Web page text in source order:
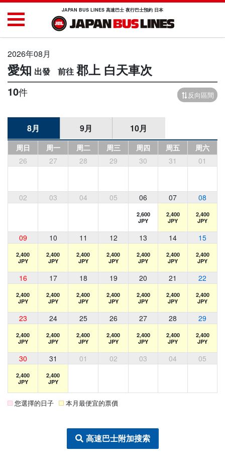
JAPAN BUS LINES 高速巴士 夜行巴士預約 日本
2026年08月
愛知 郡上 白天車次
10件 反向區間
8月 9月 10月
周日 周一 周二 周三 周四 周五
周六
26
27 28 29 30 31 01
02 03 04 05 06 07 08
2,600
JPY
2,400
JPY
2,400
JPY
09 10 11 12 13 14 15
2,400
JPY
2,400
JPY
2,400
JPY
2,400
JPY
2,400
JPY
2,400
JPY
2,400
JPY
16 17 18 19 20 21 22
2,400
JPY
2,400
JPY
2,400
JPY
2,400
JPY
2,400
JPY
2,400
JPY
2,400
JPY
23 24 25 26 27 28 29
2,400
JPY
2,400
JPY
2,400
JPY
2,400
JPY
2,400
JPY
2,400
JPY
2,400
JPY
30 31 01 02 03 04 05
2,400
JPY
2,400
JPY
您選擇的日子 本月最便宜的票價
高速巴士附加搜索